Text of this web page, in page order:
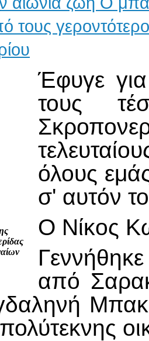
Έφυγε
τους
όλους
σ' αυτόν
Ο Νίκος
από